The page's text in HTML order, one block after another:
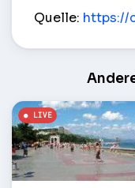
Quelle: https://